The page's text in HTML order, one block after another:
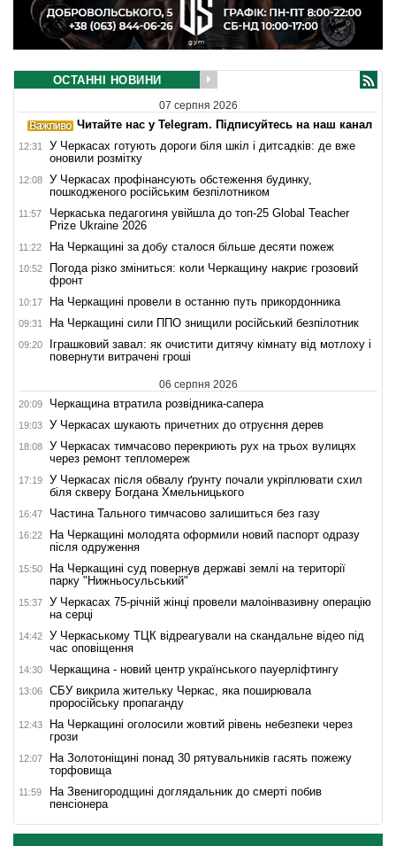
ОСТАННІ НОВИНИ
07 серпня 2026
Читайте нас у Telegram. Підписуйтесь на наш канал
12:31
У Черкасах готують дороги біля шкіл і дитсадків: де вже
оновили розмітку
12:08
У Черкасах профінансують обстеження будинку,
пошкодженого російським безпілотником
11:57
Черкаська педагогиня увійшла до топ-25 Global Teacher
Prize Ukraine 2026
11:22 На Черкащині за добу сталося більше десяти пожеж
10:52
Погода різко зміниться: коли Черкащину накриє грозовий
фронт
10:17 На Черкащині провели в останню путь прикордонника
09:31 На Черкащині сили ППО знищили російський безпілотник
09:20
Іграшковий завал: як очистити дитячу кімнату від мотлоху і
повернути витрачені гроші
06 серпня 2026
20:09 Черкащина втратила розвідника-сапера
19:03 У Черкасах шукають причетних до отруєння дерев
18:08
У Черкасах тимчасово перекриють рух на трьох вулицях
через ремонт тепломереж
17:19
У Черкасах після обвалу ґрунту почали укріплювати схил
біля скверу Богдана Хмельницького
16:47 Частина Тального тимчасово залишиться без газу
16:22
На Черкащині молодята оформили новий паспорт одразу
після одруження
15:50
На Черкащині суд повернув державі землі на території
парку "Нижньосульський"
15:37
У Черкасах 75-річній жінці провели малоінвазивну операцію
на серці
14:42
У Черкаському ТЦК відреагували на скандальне відео під
час оповіщення
14:30 Черкащина - новий центр українського пауерліфтингу
13:06
СБУ викрила жительку Черкас, яка поширювала
проросійську пропаганду
12:43
На Черкащині оголосили жовтий рівень небезпеки через
грози
12:07
На Золотоніщині понад 30 рятувальників гасять пожежу
торфовища
11:59
На Звенигородщині доглядальник до смерті побив
пенсіонера